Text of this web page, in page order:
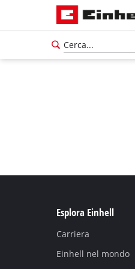
Esplora Einhell
Carriera
Einhell nel mondo